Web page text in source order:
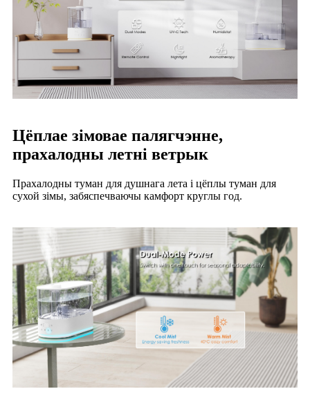
Цёплае зімовае палягчэнне,
прахалодны летні ветрык
Прахалодны туман для душнага лета і цёплы туман для
сухой зімы, забяспечваючы камфорт круглы год.